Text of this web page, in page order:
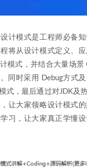
设计模式是工程师必备
将从设计模式定义、
模式，并结合大量场景
同时采用 Debug方式
式，最后通过对JDK及
让大家领略设计模式
习，让大家真正学懂